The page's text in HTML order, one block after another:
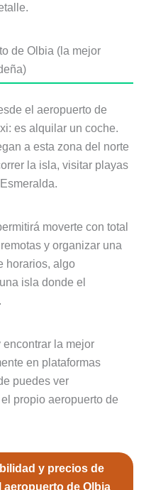
de Olbia (la mejor
el aeropuerto de
es alquilar un coche.
a esta zona del norte
la isla, visitar playas
moverte con total
y organizar una
horarios, algo
isla donde el
la mejor
en plataformas
puedes ver
propio aeropuerto de
y precios de
de Olbia